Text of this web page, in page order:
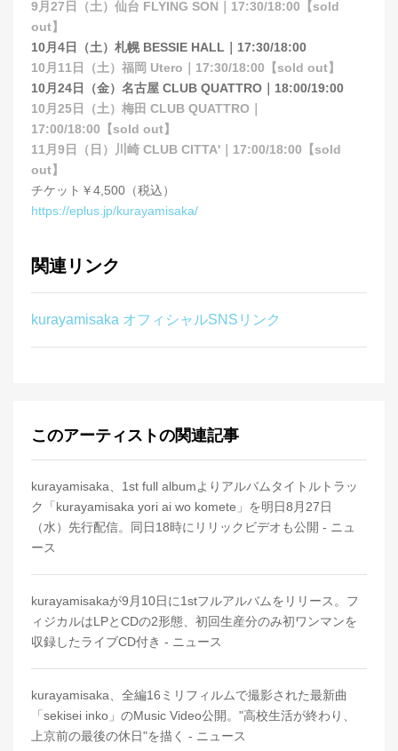
9月27日（土）仙台 FLYING SON｜17:30/18:00【sold
out】
10月4日（土）札幌 BESSIE HALL｜17:30/18:00
10月11日（土）福岡 Utero｜17:30/18:00【sold out】
10月24日（金）名古屋 CLUB QUATTRO｜18:00/19:00
10月25日（土）梅田 CLUB QUATTRO｜
17:00/18:00【sold out】
11月9日（日）川崎 CLUB CITTA'｜17:00/18:00【sold
out】
チケット￥4,500（税込）
https://eplus.jp/kurayamisaka/
関連リンク
kurayamisaka オフィシャルSNSリンク
このアーティストの関連記事
kurayamisaka、1st full albumよりアルバムタイトルトラッ
ク「kurayamisaka yori ai wo komete」を明日8月27日
（水）先行配信。同日18時にリリックビデオも公開 - ニュ
ース
kurayamisakaが9月10日に1stフルアルバムをリリース。フ
ィジカルはLPとCDの2形態、初回生産分のみ初ワンマンを
収録したライブCD付き - ニュース
kurayamisaka、全編16ミリフィルムで撮影された最新曲
「sekisei inko」のMusic Video公開。"高校生活が終わり、
上京前の最後の休日"を描く - ニュース